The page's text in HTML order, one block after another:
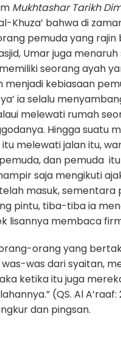
Mukhtashar Tarikh
Khuza’ bahwa di
pemuda yang rajin
Umar juga
seorang ayah
menjadi kebiasaan
ia selalu
melewati rumah
Hingga suatu
melewati jalan itu,
dan pemuda
saja mengikuti
masuk, sementara
pintu, tiba-tiba ia
lisannya membaca
orang yang
was dari syaitan,
ketika itu juga
(QS. Al A’raaf:
dan pingsan.